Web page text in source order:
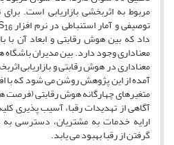
مربوط به اثربخشی بازاریابی است.
توصیفی و آمار استنباطی در نرم افزار SPSS16
داد که بین هوش رقابتی و ابعاد آن با
معناداری وجود دارد. بین مدیران باشگاه
معناداری در هوش رقابتی و بازاریابی
آمده از این پژوهش روشن می شود که با
متغیرهای چهارگانه هوش رقابتی (فرصت
آگاهی از تهدیدات رقبا، آسیب پذیری
ارایه خدمات به مشتریان، دسترسی
گرفتن از رقبا بهبود می یابد.